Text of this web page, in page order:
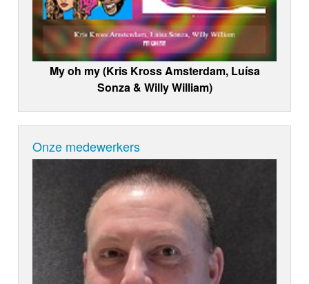
My oh my (Kris Kross Amsterdam, Luísa
Sonza & Willy William)
Onze medewerkers